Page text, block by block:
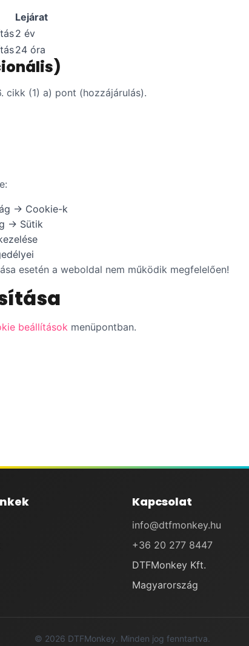
Lejárat
2 év
24 óra
cikk (1) a) pont (hozzájárulás).
→ Cookie-k
→ Sütik
esetén a weboldal nem működik megfelelően!
beállítások menüpontban.
Kapcsolat
info@dtfmonkey.hu
+36 20 277 8447
DTFMonkey Kft.
Magyarország
© 2026 DTFMonkey. Minden jog fenntartva.